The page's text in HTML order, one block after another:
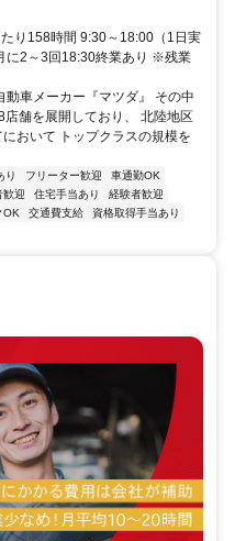
り158時間 9:30～18:00（1日実
に2～3回18:30終業あり ※残業
車メーカー『マツダ』 その中
舗を展開しており、 北陸地区
おいて トップクラスの規模を
り フリーター歓迎
車通勤OK
歓迎 住宅手当あり
経験者歓迎
OK 交通費支給
資格取得手当あり